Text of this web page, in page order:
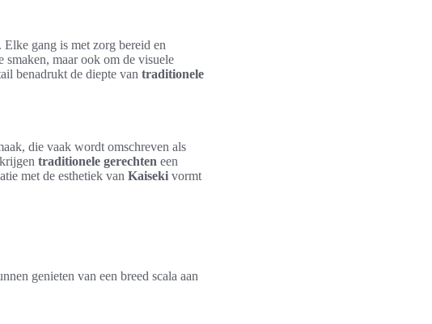
Elke gang is met zorg bereid en
smaken, maar ook om de visuele
benadrukt de diepte van traditionele
die vaak wordt omschreven als
traditionele gerechten een
met de esthetiek van Kaiseki vormt
genieten van een breed scala aan